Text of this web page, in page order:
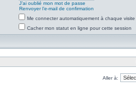
J’ai oublié mon mot de passe
Renvoyer l’e-mail de confirmation
Me connecter automatiquement à chaque visite
Cacher mon statut en ligne pour cette session
Aller à: